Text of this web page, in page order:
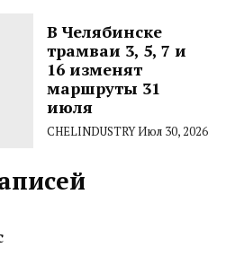
В Челябинске
трамваи 3, 5, 7 и
16 изменят
маршруты 31
июля
CHELINDUSTRYИюл 30, 2026